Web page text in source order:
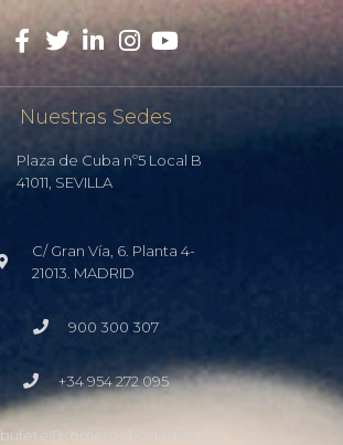
Nuestras Sedes
Plaza de Cuba nº5 Local B
41011, SEVILLA
C/ Gran Vía, 6. Planta 4-
21013. MADRID
900 300 307
+34 954 272 095
bufete@romeroabogados.com